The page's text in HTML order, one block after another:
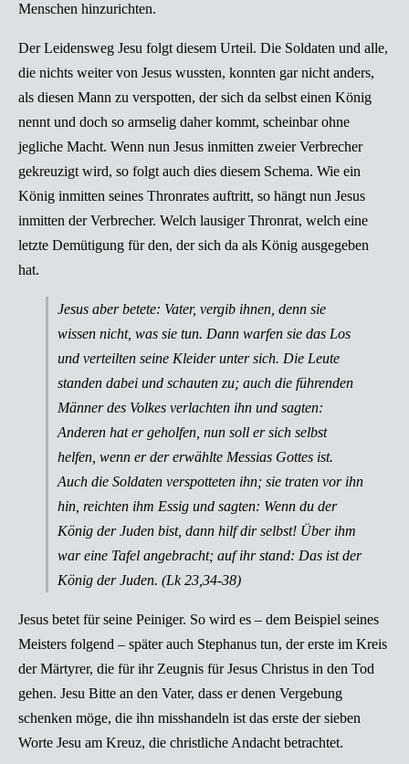
Menschen hinzurichten.
Der Leidensweg Jesu folgt diesem Urteil. Die Soldaten und alle,
die nichts weiter von Jesus wussten, konnten gar nicht anders,
als diesen Mann zu verspotten, der sich da selbst einen König
nennt und doch so armselig daher kommt, scheinbar ohne
jegliche Macht. Wenn nun Jesus inmitten zweier Verbrecher
gekreuzigt wird, so folgt auch dies diesem Schema. Wie ein
König inmitten seines Thronrates auftritt, so hängt nun Jesus
inmitten der Verbrecher. Welch lausiger Thronrat, welch eine
letzte Demütigung für den, der sich da als König ausgegeben
hat.
Jesus aber betete: Vater, vergib ihnen, denn sie
wissen nicht, was sie tun. Dann warfen sie das Los
und verteilten seine Kleider unter sich. Die Leute
standen dabei und schauten zu; auch die führenden
Männer des Volkes verlachten ihn und sagten:
Anderen hat er geholfen, nun soll er sich selbst
helfen, wenn er der erwählte Messias Gottes ist.
Auch die Soldaten verspotteten ihn; sie traten vor ihn
hin, reichten ihm Essig und sagten: Wenn du der
König der Juden bist, dann hilf dir selbst! Über ihm
war eine Tafel angebracht; auf ihr stand: Das ist der
König der Juden. (Lk 23,34-38)
Jesus betet für seine Peiniger. So wird es – dem Beispiel seines
Meisters folgend – später auch Stephanus tun, der erste im Kreis
der Märtyrer, die für ihr Zeugnis für Jesus Christus in den Tod
gehen. Jesu Bitte an den Vater, dass er denen Vergebung
schenken möge, die ihn misshandeln ist das erste der sieben
Worte Jesu am Kreuz, die christliche Andacht betrachtet.